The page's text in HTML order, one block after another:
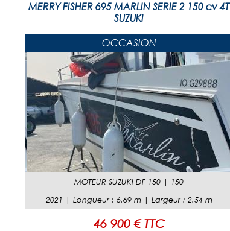
MERRY FISHER 695 MARLIN SERIE 2 150 cv 4T
SUZUKI
OCCASION
MOTEUR SUZUKI DF 150 |
150
2021 | Longueur: 6.69m | Largeur: 2.54 m
46 900 € TTC